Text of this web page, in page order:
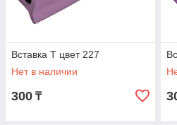
Вставка Т цвет 227
Нет в наличии
300 ₸